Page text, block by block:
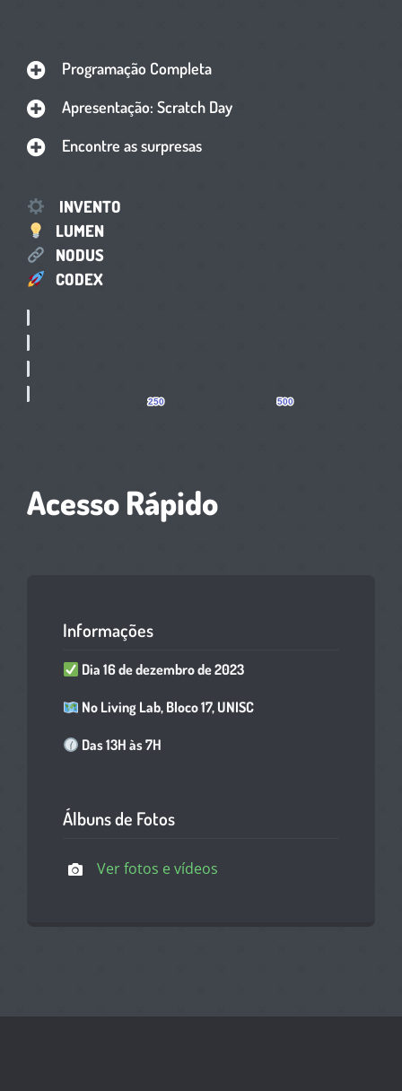
Programação Completa
Apresentação: Scratch Day
Encontre as surpresas
INVENTO
LUMEN
NODUS
CODEX
Acesso Rápido
Informações
Dia 16 de dezembro de 2023
No Living Lab, Bloco 17, UNISC
Das 13H às 7H
Álbuns de Fotos
Ver fotos e vídeos